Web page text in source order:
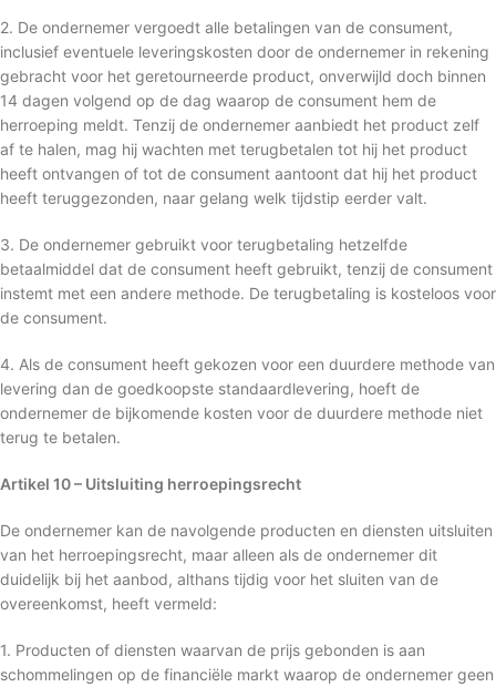
2. De ondernemer vergoedt alle betalingen van de consument,
inclusief eventuele leveringskosten door de ondernemer in rekening
gebracht voor het geretourneerde product, onverwijld doch binnen
14 dagen volgend op de dag waarop de consument hem de
herroeping meldt. Tenzij de ondernemer aanbiedt het product zelf
af te halen, mag hij wachten met terugbetalen tot hij het product
heeft ontvangen of tot de consument aantoont dat hij het product
heeft teruggezonden, naar gelang welk tijdstip eerder valt.
3. De ondernemer gebruikt voor terugbetaling hetzelfde
betaalmiddel dat de consument heeft gebruikt, tenzij de consument
instemt met een andere methode. De terugbetaling is kosteloos voor
de consument.
4. Als de consument heeft gekozen voor een duurdere methode van
levering dan de goedkoopste standaardlevering, hoeft de
ondernemer de bijkomende kosten voor de duurdere methode niet
terug te betalen.
Artikel 10 – Uitsluiting herroepingsrecht
De ondernemer kan de navolgende producten en diensten uitsluiten
van het herroepingsrecht, maar alleen als de ondernemer dit
duidelijk bij het aanbod, althans tijdig voor het sluiten van de
overeenkomst, heeft vermeld:
1. Producten of diensten waarvan de prijs gebonden is aan
schommelingen op de financiële markt waarop de ondernemer geen